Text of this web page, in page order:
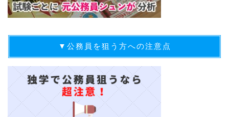
▼公務員を狙う方への注意点